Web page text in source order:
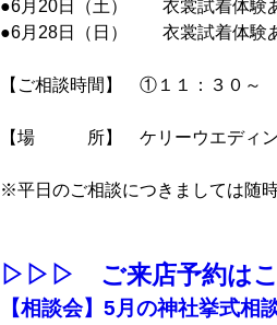
●6月20日（土） 衣裳試着体験
●6月28日（日） 衣裳試着体験
【ご相談時間】 ①１１：３
【場 所】 ケリーウエディング
※平日のご相談につきましては随
▷▷▷ ご来店予約はこ
【相談会】5月の神社挙式相